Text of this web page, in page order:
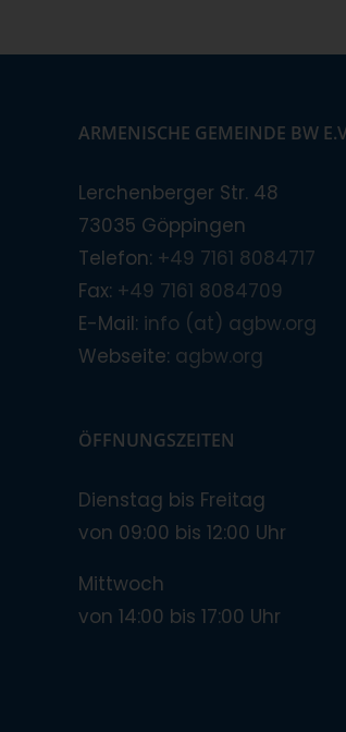
ARMENISCHE GEMEINDE BW
Lerchenberger Str. 48
73035 Göppingen
Telefon: +49 7161 8084717
Fax: +49 7161 8084709
E-Mail: info (at) agbw.org
Webseite: agbw.org
ÖFFNUNGSZEITEN
Dienstag bis Freitag
von 09:00 bis 12:00 Uhr
Mittwoch
von 14:00 bis 17:00 Uhr